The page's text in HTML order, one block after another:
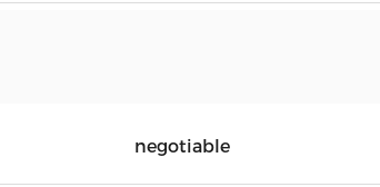
negotiable